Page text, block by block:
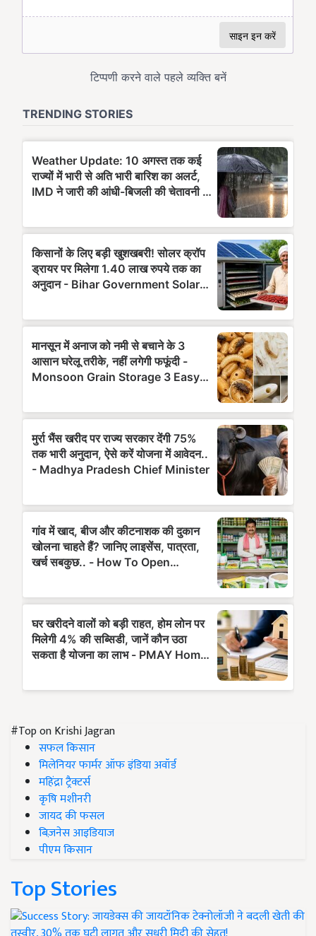
#Top on Krishi Jagran
सफल किसान
मिलेनियर फार्मर ऑफ इंडिया अवॉर्ड
महिंद्रा ट्रैक्टर्स
कृषि मशीनरी
जायद की फसल
बिज़नेस आइडियाज
पीएम किसान
Top Stories